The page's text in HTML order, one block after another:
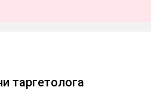
таргетолога